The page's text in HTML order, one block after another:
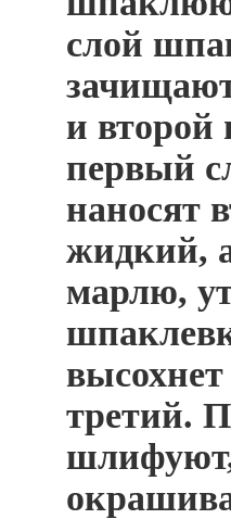
слой
и второй
первый
наносят
жидкий,
марлю,
третий.